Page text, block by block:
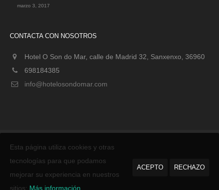
marzo 3, 2017
CONTACTA CON NOSOTROS
Hotel O Son do Mar, calle de Madrid 32, Sanxenxo, 36960
698184385
info@hotelosondomar.com
de Sanxenxo.
Esta página utiliza cookies y otras
tecnologías para que podamos
mejorar su experiencia en nuestros
sitios: Más información.
ACEPTO RECHAZO